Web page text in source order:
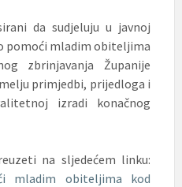
da sudjeluju u javnoj
pomoći mladim obiteljima
zbrinjavanja Županije
primjedbi, prijedloga i
izradi konačnog
na sljedećem linku:
mladim obiteljima kod